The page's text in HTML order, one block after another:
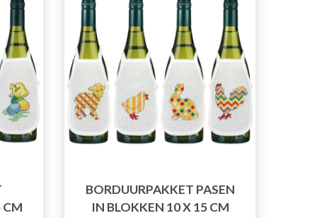
CM
BORDUURPAKKET PASEN
IN BLOKKEN 10 X 15 CM